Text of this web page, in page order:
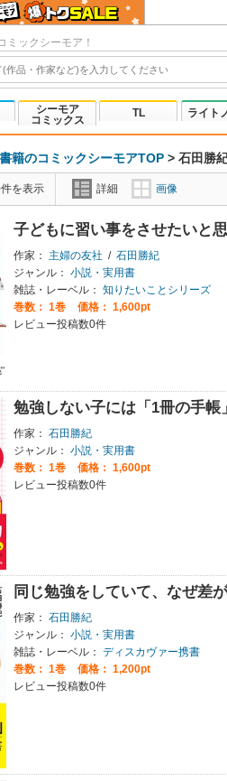
ミックシーモア！
シーモア
コミックス
TL ライト
籍のコミックシーモアTOP > 石田勝
を表示 詳細 画像
子どもに習い事をさせたいと
作家： 主婦の友社 / 石田勝紀
ジャンル： 小説・実用書
雑誌・レーベル： 知りたいことシリーズ
巻数： 1巻
価格： 1,600pt
レビュー投稿数0件
勉強しない子には「1冊の手
作家： 石田勝紀
ジャンル： 小説・実用書
巻数： 1巻
価格： 1,600pt
レビュー投稿数0件
同じ勉強をしていて、なぜ差
作家： 石田勝紀
ジャンル： 小説・実用書
雑誌・レーベル： ディスカヴァー携書
巻数： 1巻
価格： 1,200pt
レビュー投稿数0件